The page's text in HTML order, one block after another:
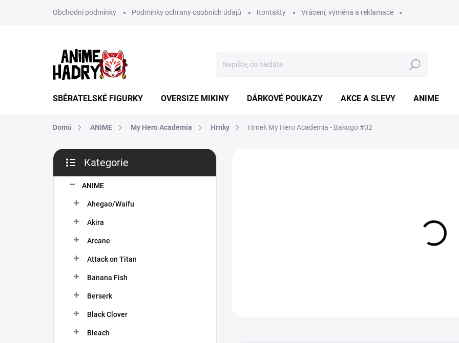
Obchodní podmínky Podmínky ochrany osobních údajů Kontakty Vrácení, výměna a reklamace
Hledat
SBĚRATELSKÉ FIGURKY OVERSIZE MIKINY DÁRKOVÉ POUKAZY AKCE A SLEVY ANIME
Domů ANIME My Hero Academia Hrnky Hrnek My Hero Academia - Bakugo #02
P
s
kategorie
Kategorie
ANIME
Ahegao/Waifu
Akira
Arcane
Attack on Titan
Banana Fish
Berserk
Black Clover
Bleach